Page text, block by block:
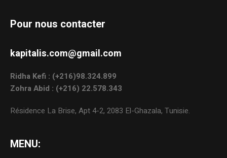
Pour nous contacter
kapitalis.com@gmail.com
Ridha Kefi : (+216)98.324.899
Zohra Abid : (+216) 22.578.343
Résidence La Brise, Apt 4-2, 2083 El-Ghazala, Tunisie.
MENU: